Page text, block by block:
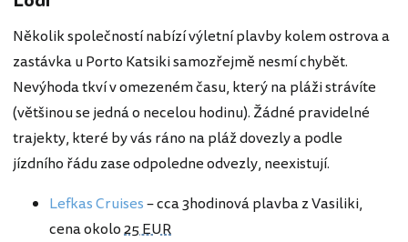
Několik společností nabízí výletní plavby kolem ostrova a
zastávka u Porto Katsiki samozřejmě nesmí chybět.
Nevýhoda tkví v omezeném času, který na pláži strávíte
(většinou se jedná o necelou hodinu). Žádné pravidelné
trajekty, které by vás ráno na pláž dovezly a podle
jízdního řádu zase odpoledne odvezly, neexistují.
Lefkas Cruises– cca 3hodinová plavba z Vasiliki,
cena okolo25 EUR